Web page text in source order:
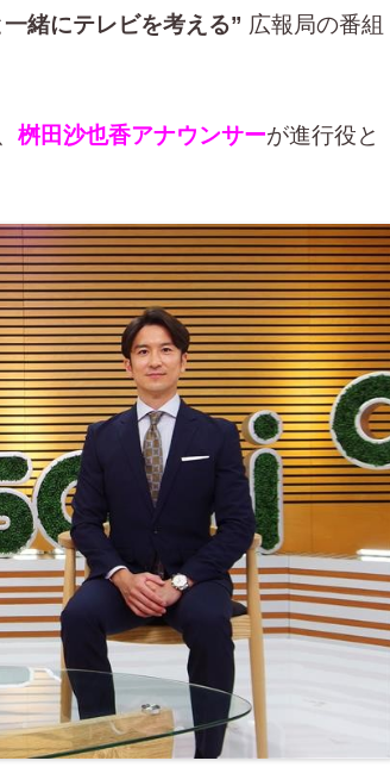
緒にテレビを考える” 広報局の番組
桝田沙也香アナウンサーが進行役と